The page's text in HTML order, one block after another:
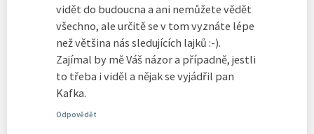
vidět do budoucna a ani nemůžete vědět
všechno, ale určitě se v tom vyznáte lépe
než většina nás sledujících lajků :-).
Zajímal by mě Váš názor a případně, jestli
to třeba i viděl a nějak se vyjádřil pan
Kafka.
Odpovědět